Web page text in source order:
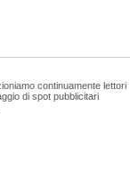
continuamente lettori
di spot pubblicitari